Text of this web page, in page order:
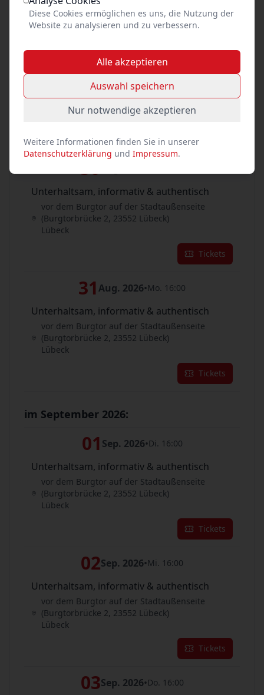
Tickets
29Aug. 2026•Sa. 16:00
Unterhaltsam, informativ & authentisch
vor dem Burgtor auf der Stadtaußenseite
(Burgtorbrücke 2, 23552 Lübeck)
Lübeck
30
Unterhaltsam, informativ & authentisch
vor dem Burgtor auf der Stadtaußenseite
(Burgtorbrücke 2, 23552 Lübeck)
Lübeck
Tickets
31 Aug. 2026•Mo. 16:00
Unterhaltsam, informativ & authentisch
vor dem Burgtor auf der Stadtaußenseite
(Burgtorbrücke 2, 23552 Lübeck)
Lübeck
Tickets
im September 2026:
01 Sep. 2026•Di. 16:00
Unterhaltsam, informativ & authentisch
vor dem Burgtor auf der Stadtaußenseite
(Burgtorbrücke 2, 23552 Lübeck)
Lübeck
Tickets
02Sep. 2026•Mi. 16:00
Unterhaltsam, informativ & authentisch
vor dem Burgtor auf der Stadtaußenseite
(Burgtorbrücke 2, 23552 Lübeck)
Lübeck
Tickets
03Sep. 2026•Do. 16:00
Diese Cookies ermöglichen es uns, die Nutzung der
Website zu analysieren und zu verbessern.
Alle akzeptieren
Auswahl speichern
Nur notwendige akzeptieren
Weitere Informationen finden Sie in unserer
Datenschutzerklärung und Impressum.